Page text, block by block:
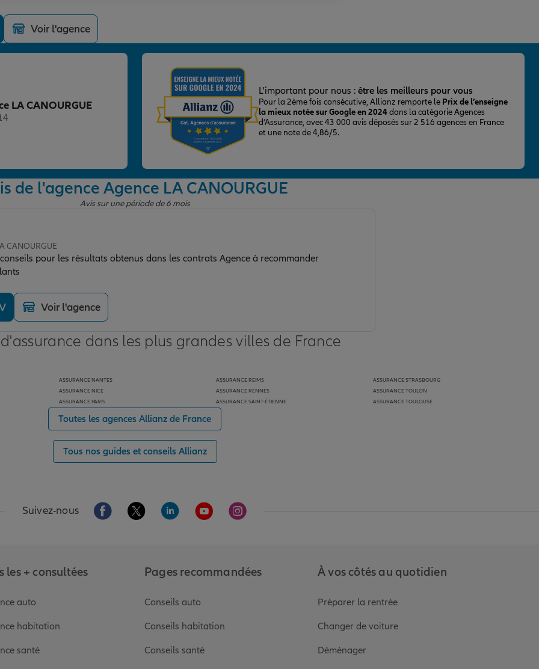
Voir l'agence
LA CANOURGUE
L'important pour nous : être les meilleurs pour vous
Pour la 2ème fois consécutive, Allianz remporte le Prix de l’enseigne
la mieux notée sur Google en 2024dans la catégorie Agences
d’Assurance, avec 43 000 avis déposés sur 2 516 agences en France
et une note de 4,86/5.
de l'agence Agence LA CANOURGUE
Avis sur une période de 6 mois
CANOURGUE
pour les résultats obtenus dans les contrats Agence à recommander
Voir l'agence
dans les plus grandes villes de France
ASSURANCE NANTES
ASSURANCE NICE
ASSURANCE PARIS
ASSURANCE REIMS
ASSURANCE RENNES
ASSURANCE SAINT-ÉTIENNE
ASSURANCE STRASBOURG
ASSURANCE TOULON
ASSURANCE TOULOUSE
Toutes les agences Allianz de France
Tous nos guides et conseils Allianz
Suivez-nous Aller sur la page Facebook de Allianz
Aller sur la page Twitter de Allianz
Aller sur la page Linkedin de Allianz
Aller sur la page Youtube de Allianz
Aller sur la page Instagram de Allianz
les + consultées
auto
habitation
santé
Pages recommandées
Conseils auto
Conseils habitation
Conseils santé
À vos côtés au quotidien
Préparer la rentrée
Changer de voiture
Déménager